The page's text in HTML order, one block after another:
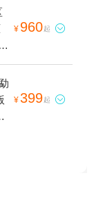
¥ 960起 
¥399起 